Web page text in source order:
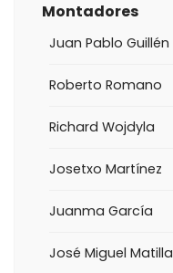
Montadores
Juan Pablo Guillén
Roberto Romano
Richard Wojdyla
Josetxo Martínez
Juanma García
José Miguel Matilla